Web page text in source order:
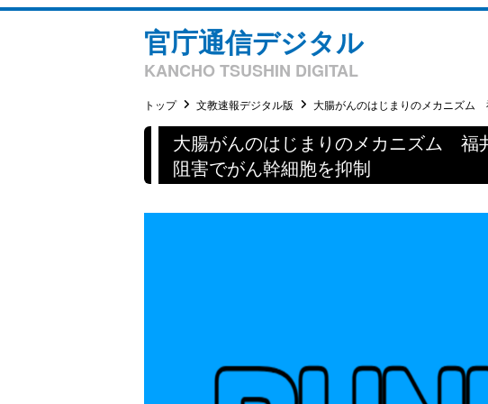
官庁通信デジタル
KANCHO TSUSHIN DIGITAL
トップ 文教速報デジタル版 大腸がんのはじまりのメカニズム
大腸がんのはじまりのメカニズム
阻害でがん幹細胞を抑制